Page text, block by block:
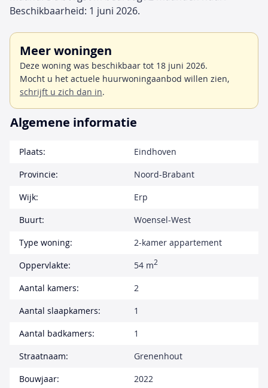
Beschikbaarheid: 1 juni 2026.
Meer woningen
Deze woning was beschikbaar tot 18 juni 2026.
Mocht u het actuele huurwoningaanbod willen zien,
schrijft u zich dan in.
Algemene informatie
Plaats:
Eindhoven
Provincie:
Noord-Brabant
Wijk:
Erp
Buurt:
Woensel-West
Type woning:
2-kamer appartement
Oppervlakte:
54 m2
Aantal kamers:
2
Aantal slaapkamers:
1
Aantal badkamers:
1
Straatnaam:
Grenenhout
Bouwjaar:
2022